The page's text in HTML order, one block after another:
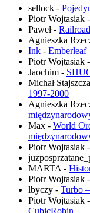
sellock -
Piotr Wojtasiak -
Paweł-
Agnieszka
Ink - Emberleaf
Piotr Wojtasiak -
Jaochim -
Michał
1997-2000
Agnieszka
Max - World
Piotr Wojtasiak -
MARTA -
Piotr Wojtasiak -
lbyczy - Turbo
Piotr Wojtasiak -
CubicRobin